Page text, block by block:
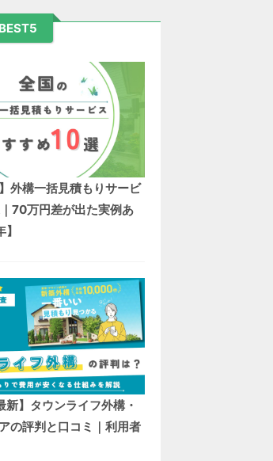
無料 無料
業者による
最大3社
約500社
ェ
厳選された優良
店
地元優良工務店
詳
】外構一括見積もりサービ
70万円差が出た実例あ
新】タウンライフ外構・
の評判と口コミ｜利用者